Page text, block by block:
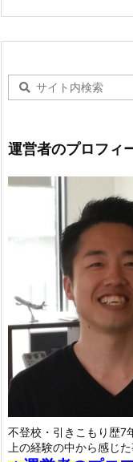
運営者のプロフィ
不登校・引きこもり歴7
上の経験の中から感じ